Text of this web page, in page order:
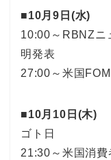
■10月9日(水)
10:00～RBNZニ
明発表
27:00～米国
■10月10日(木)
ゴト日
21:30～米国消